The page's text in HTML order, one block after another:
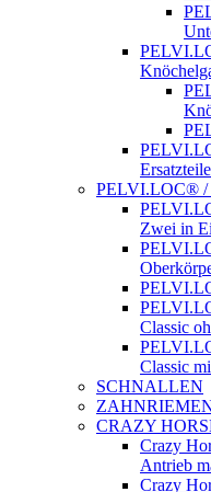
PELVI.LOC® /
Zwei in
Classic
Classic
SCHNALLEN
CRAZY
Crazy
Antrieb
Crazy